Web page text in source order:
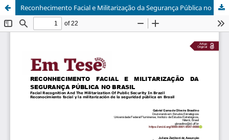
Reconhecimento Facial e Militarização da Segurança Pública no Brasil